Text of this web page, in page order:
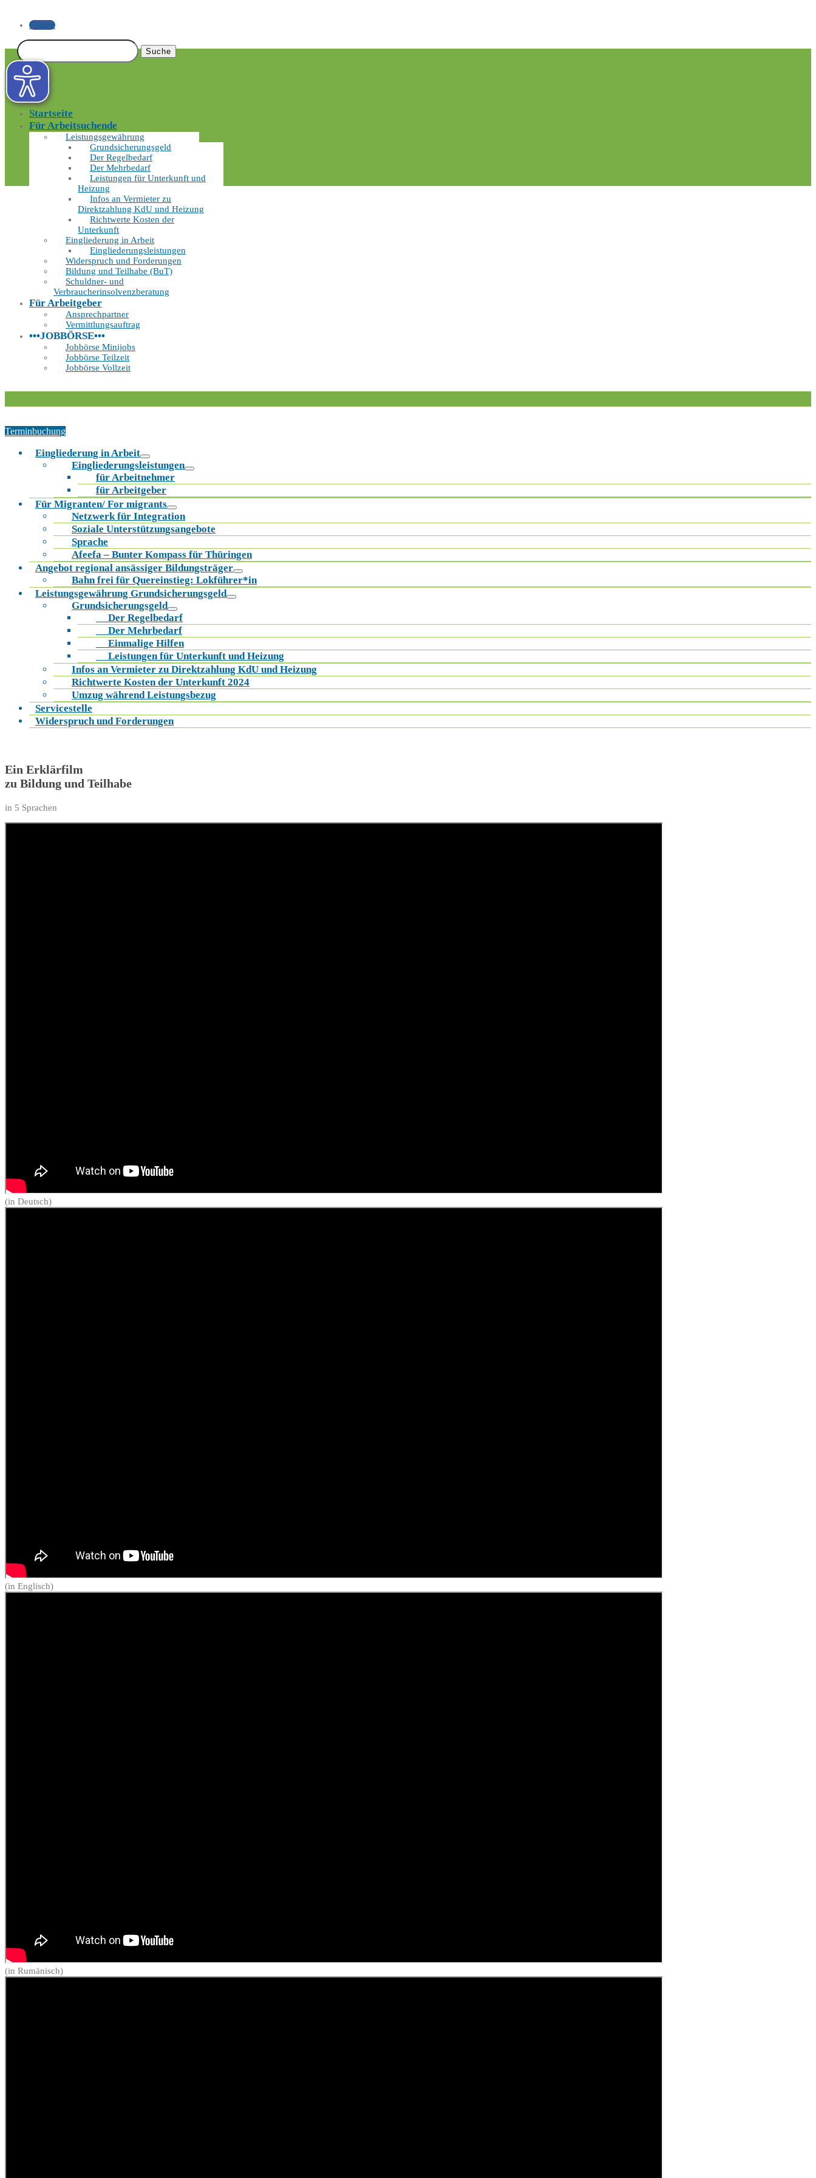
Folgen
Suchen
nach:
Startseite
Für Arbeitsuchende
Leistungsgewährung
Grundsicherungsgeld
Der Regelbedarf
Der Mehrbedarf
Leistungen für Unterkunft und
Heizung
Infos an Vermieter zu
Direktzahlung KdU und Heizung
Richtwerte Kosten der
Unterkunft
Eingliederung in Arbeit
Eingliederungsleistungen
Widerspruch und Forderungen
Bildung und Teilhabe (BuT)
Schuldner- und
Verbraucherinsolvenzberatung
Für Arbeitgeber
Ansprechpartner
Vermittlungsauftrag
•••JOBBÖRSE•••
Jobbörse Minijobs
Jobbörse Teilzeit
Jobbörse Vollzeit
Terminbuchung
Eingliederung in Arbeit
Eingliederungsleistungen
für Arbeitnehmer
für Arbeitgeber
Für Migranten/ For migrants
Netzwerk für Integration
Soziale Unterstützungsangebote
Sprache
Afeefa – Bunter Kompass für Thüringen
Angebot regional ansässiger Bildungsträger
Bahn frei für Quereinstieg: Lokführer*in
Leistungsgewährung Grundsicherungsgeld
Grundsicherungsgeld
Der Regelbedarf
Der Mehrbedarf
Einmalige Hilfen
Leistungen für Unterkunft und Heizung
Infos an Vermieter zu Direktzahlung KdU und Heizung
Richtwerte Kosten der Unterkunft 2024
Umzug während Leistungsbezug
Servicestelle
Widerspruch und Forderungen
Ein Erklärfilm
zu Bildung und Teilhabe
in 5 Sprachen
(in Deutsch)
(in Englisch)
(in Rumänisch)